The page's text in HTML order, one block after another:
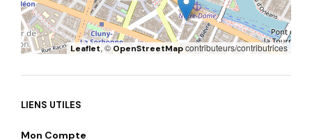
Leaflet, ©OpenStreetMapcontributeurs/contributrices
LIENS UTILES
Mon Compte